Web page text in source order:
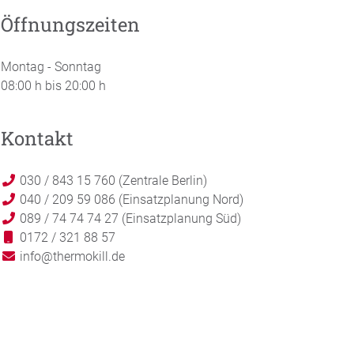
Öffnungszeiten
Montag - Sonntag
08:00 h bis 20:00 h
Kontakt
030 / 843 15 760 (Zentrale Berlin)
040 / 209 59 086 (Einsatzplanung Nord)
089 / 74 74 74 27 (Einsatzplanung Süd)
0172 / 321 88 57
info@thermokill.de